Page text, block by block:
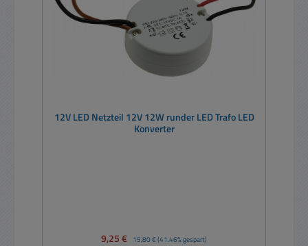
12V LED Netzteil 12V 12W runder LED Trafo LED
Konverter
Verkaufspreis:
9,25 € Regulärer Preis:
15,80 € (41.46% gespart)